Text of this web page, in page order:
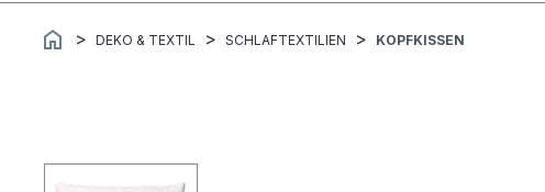
DEKO & TEXTIL SCHLAFTEXTILIEN KOPFKISSEN